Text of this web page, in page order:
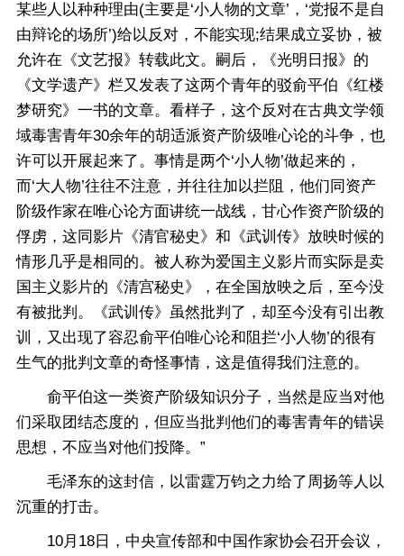
某些人以种种理由(主要是‘小人物的文章’，‘党报不是自
由辩论的场所’)给以反对，不能实现;结果成立妥协，被
允许在《文艺报》转载此文。嗣后，《光明日报》的
《文学遗产》栏又发表了这两个青年的驳俞平伯《红楼
梦研究》一书的文章。看样子，这个反对在古典文学领
域毒害青年30余年的胡适派资产阶级唯心论的斗争，也
许可以开展起来了。事情是两个‘小人物’做起来的，
而‘大人物’往往不注意，并往往加以拦阻，他们同资产
阶级作家在唯心论方面讲统一战线，甘心作资产阶级的
俘虏，这同影片《清官秘史》和《武训传》放映时候的
情形几乎是相同的。被人称为爱国主义影片而实际是卖
国主义影片的《清宫秘史》，在全国放映之后，至今没
有被批判。《武训传》虽然批判了，却至今没有引出教
训，又出现了容忍俞平伯唯心论和阻拦‘小人物’的很有
生气的批判文章的奇怪事情，这是值得我们注意的。
俞平伯这一类资产阶级知识分子，当然是应当对他
们采取团结态度的，但应当批判他们的毒害青年的错误
思想，不应当对他们投降。”
毛泽东的这封信，以雷霆万钧之力给了周扬等人以
沉重的打击。
10月18日，中央宣传部和中国作家协会召开会议，